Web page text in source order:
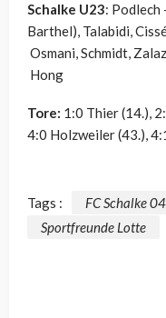
Schalke U23: Podlech
Barthel), Talabidi,
Osmani, Schmidt,
Hong
Tore: 1:0 Thier(14.),
4:0 Holzweiler (43.),
Tags : FC Schalke
Sportfreunde Lotte